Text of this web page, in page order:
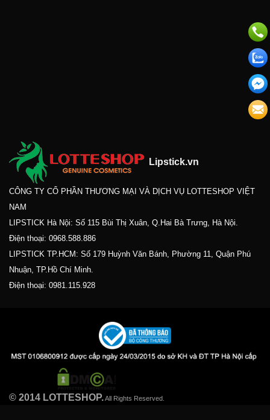
Lipstick.vn
CÔNG TY CỔ PHẦN THƯƠNG MẠI VÀ DỊCH VỤ LOTTESHOP VIỆT
NAM
LIPSTICK Hà Nội: Số 115 Bùi Thị Xuân, Q.Hai Bà Trưng, Hà Nội.
Điện thoại: 0968.588.886
LIPSTICK TP.HCM: Số 179 Huỳnh Văn Bánh, Phường 11, Quận Phú
Nhuận, TP.Hồ Chí Minh.
Điện thoại: 0981.115.928
© 2014 LOTTESHOP.All Rights Reserved.